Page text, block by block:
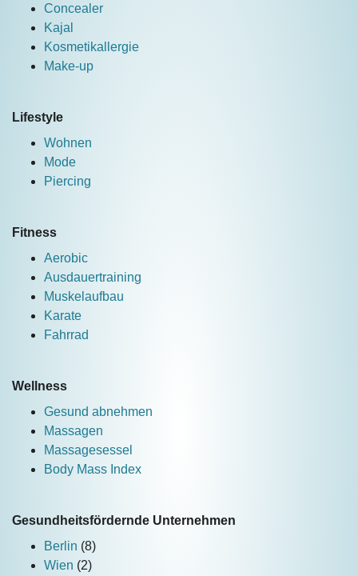
Concealer
Kajal
Kosmetikallergie
Make-up
Lifestyle
Wohnen
Mode
Piercing
Fitness
Aerobic
Ausdauertraining
Muskelaufbau
Karate
Fahrrad
Wellness
Gesund abnehmen
Massagen
Massagesessel
Body Mass Index
Gesundheitsfördernde Unternehmen
Berlin (8)
Wien (2)